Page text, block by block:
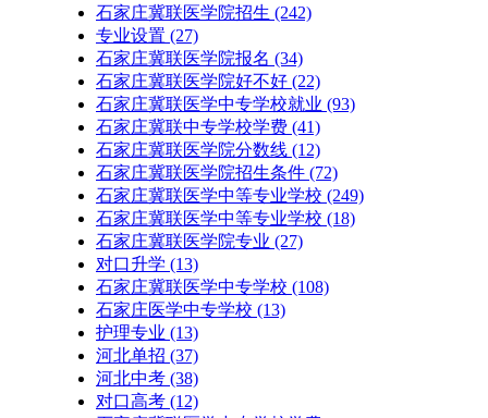
石家庄冀联医学院招生 (242)
专业设置 (27)
石家庄冀联医学院报名 (34)
石家庄冀联医学院好不好 (22)
石家庄冀联医学中专学校就业 (93)
石家庄冀联中专学校学费 (41)
石家庄冀联医学院分数线 (12)
石家庄冀联医学院招生条件 (72)
石家庄冀联医学中等专业学校 (249)
石家庄冀联医学中等专业学校​ (18)
石家庄冀联医学院专业 (27)
对口升学 (13)
石家庄冀联医学中专学校 (108)
石家庄医学中专学校 (13)
护理专业 (13)
河北单招 (37)
河北中考 (38)
对口高考 (12)